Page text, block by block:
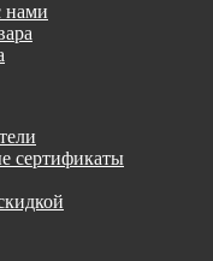
нами
сертификаты